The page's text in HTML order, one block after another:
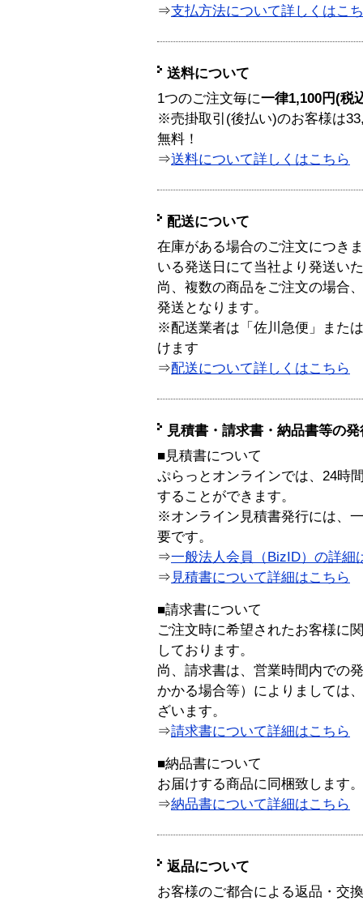
⇒支払方法について詳しくはこ
送料について
1つのご注文毎に一律1,100円(税
※売掛取引(後払い)のお客様は
無料！
⇒送料について詳しくはこちら
配送について
在庫がある場合のご注文につき
いる発送日にて当社より発送い
尚、複数の商品をご注文の場合
発送となります。
※配送業者は「佐川急便」また
けます
⇒配送について詳しくはこちら
見積書・請求書・納品書等の
■見積書について
ぷらっとオンラインでは、24時
することができます。
※オンライン見積書発行には、
要です。
⇒一般法人会員（BizID）の詳細
⇒ 見積書について詳細はこちら
■請求書について
ご注文時に希望されたお客様に
しております。
尚、請求書は、営業時間内での
かかる場合等）によりましては
ざいます。
⇒請求書について詳細はこちら
■納品書について
お届けする商品に同梱致します。
⇒納品書について詳細はこちら
返品について
お客様のご都合による返品・交